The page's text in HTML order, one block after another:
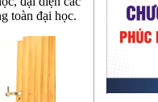
toàn đại học.